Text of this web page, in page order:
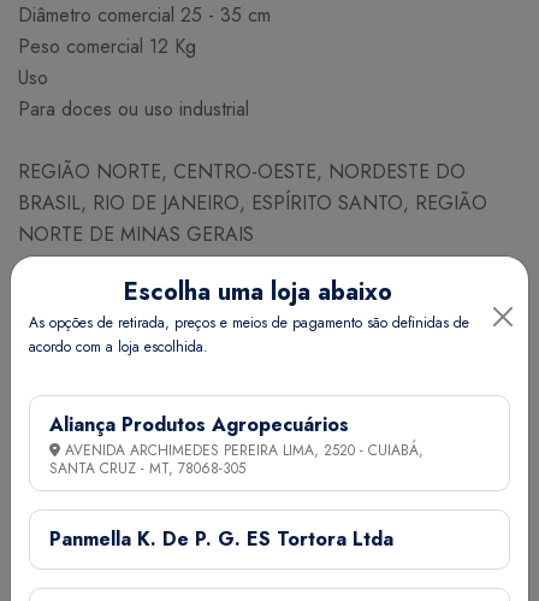
Diâmetro comercial 25 - 35 cm
Peso comercial 12 Kg
Uso
Para doces ou uso industrial
REGIÃO NORTE, CENTRO-OESTE, NORDESTE DO
BRASIL, RIO DE JANEIRO, ESPÍRITO SANTO, REGIÃO
NORTE DE MINAS GERAIS
JANEIRO FEVEREIRO MARÇO ABRIL MAIO JUNHO JULHO
AGOSTO SETEMBRO OUTUBRO NOVEMBRO
DEZEMBRO
NECESSIDADE DE SEMESTES PARA PLANTIO
Espaçamento (cm) Linhas x Plantas 400 x 400
Nº de plantas / ha 625
Nº aproximado de sementes / g 5
Necessidade (g/ha) 500
Quant. de adubo NPK (g) por co 400
Escolha uma loja abaixo
As opções de retirada, preços e meios de pagamento são definidas de
acordo com a loja escolhida.
Aliança Produtos Agropecuários
AVENIDA ARCHIMEDES PEREIRA LIMA, 2520 - CUIABÁ,
SANTA CRUZ - MT, 78068-305
Panmella K. De P. G. ES Tortora Ltda